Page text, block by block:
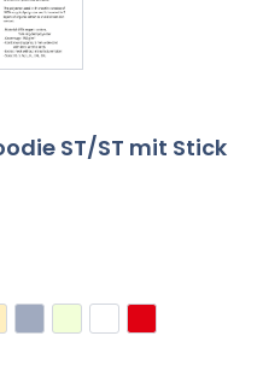
ST/ST mit Stick